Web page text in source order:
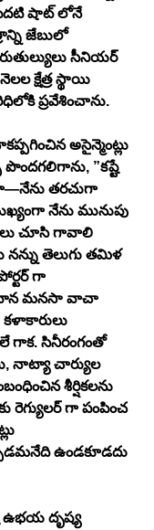
మొదటి షాట్ లోనే
జేబులో
సీనియర్
క్షేత్ర స్థాయి
ప్రవేశించాను.
అసైన్మెంట్లు
”కష్టే
తరచుగా
నేను మునుపు
చూసి గావాలి
నన్ను తెలుగు తమిళ
గా
మనసా వాచా
గాక. సినీరంగంతో
నాట్యా చార్యుల
శీర్షికలను
రెగ్యులర్ గా పంపించ
ఉండకూడదు
ఉభయ దృష్య